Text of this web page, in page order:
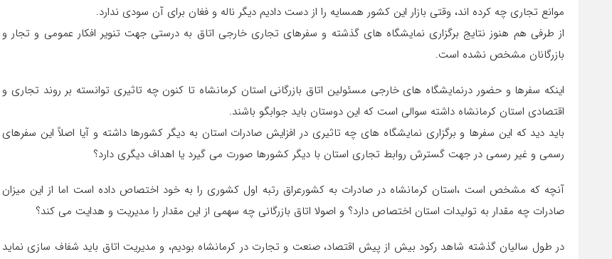
موانع تجاری چه کرده اند، وقتی بازار این کشور همسایه را از دست دادیم دیگر ناله و فغان برای آن سودی ندارد.
از طرفی هم هنوز نتایج برگزاری نمایشگاه های گذشته و سفرهای تجاری خارجی اتاق به درستی جهت تنویر افکار عمومی و تجار و
بازرگانان مشخص نشده است.
اینکه سفرها و حضور درنمایشگاه های خارجی مسئولین اتاق بازرگانی استان کرمانشاه تا کنون چه تاثیری توانسته بر روند تجاری و
اقتصادی استان کرمانشاه داشته سوالی است که این دوستان باید جوابگو باشند.
باید دید که این سفرها و برگزاری نمایشگاه های چه تاثیری در افزایش صادرات استان به دیگر کشورها داشته و آیا اصلاً این سفرهای
رسمی و غیر رسمی در جهت گسترش روابط تجاری استان با دیگر کشورها صورت می گیرد یا اهداف دیگری دارد؟
آنچه که مشخص است ،استان کرمانشاه در صادرات به کشورعراق رتبه اول کشوری را به خود اختصاص داده است اما از این میزان
صادرات چه مقدار به تولیدات استان اختصاص دارد؟ و اصولا اتاق بازرگانی چه سهمی از این مقدار را مدیریت و هدایت می کند؟
در طول سالیان گذشته شاهد رکود بیش از پیش اقتصاد، صنعت و تجارت در کرمانشاه بودیم، و مدیریت اتاق باید شفاف سازی نماید